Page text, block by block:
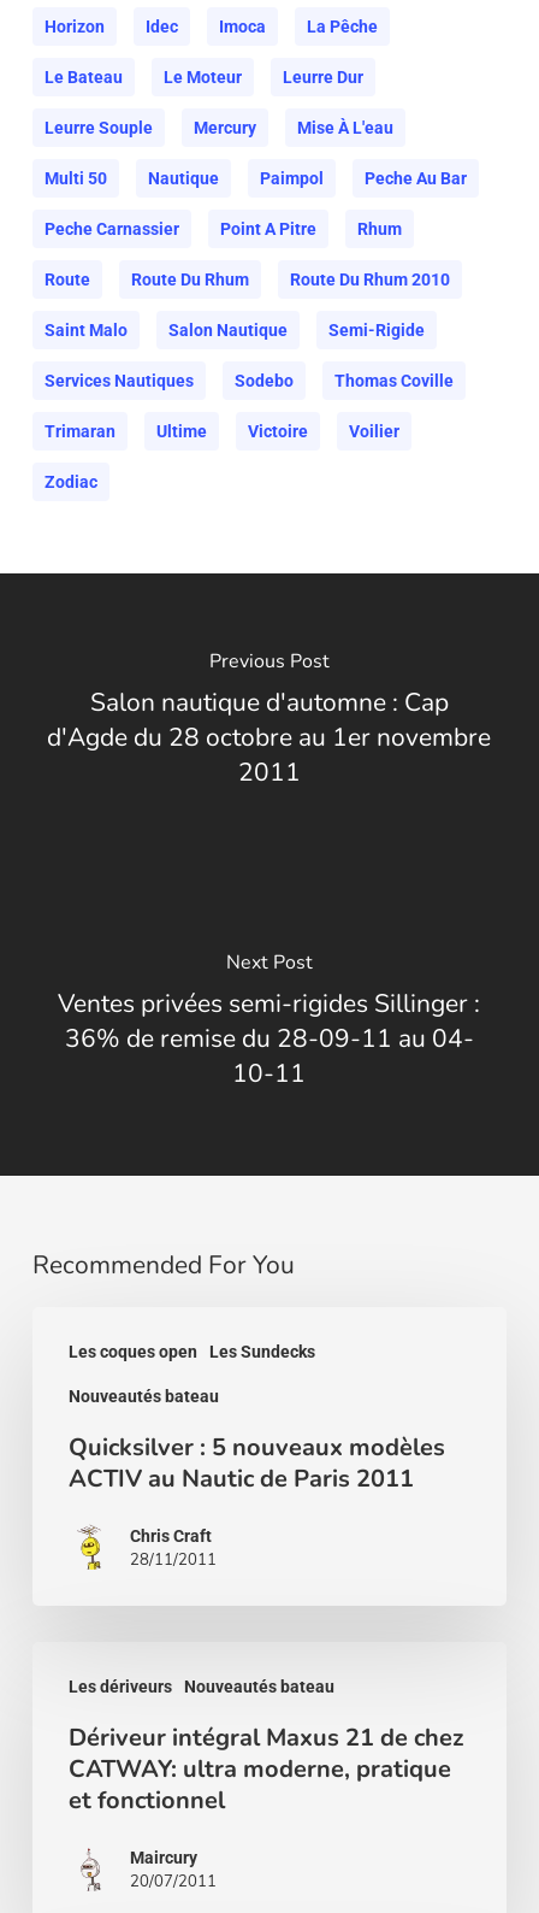
Horizon Idec Imoca La Pêche
Le Bateau Le Moteur Leurre Dur
Leurre Souple Mercury Mise À L'eau
Multi 50 Nautique Paimpol Peche Au Bar
Peche Carnassier Point A Pitre Rhum
Route Route Du Rhum Route Du Rhum 2010
Saint Malo Salon Nautique Semi-Rigide
Services Nautiques Sodebo Thomas Coville
Trimaran Ultime Victoire Voilier
Zodiac
Previous Post
Salon nautique d'automne : Cap
d'Agde du 28 octobre au 1er novembre
2011
Next Post
Ventes privées semi-rigides Sillinger :
36% de remise du 28-09-11 au 04-
10-11
Recommended For You
Les coques open Les Sundecks
Nouveautés bateau
nouveaux
modèles
Quicksilver : 5 nouveaux modèles
ACTIV au Nautic de Paris 2011
Chris Craft
28/11/2011
Les dériveurs Nouveautés bateau
intégral
Maxus
CATWAY:
Dériveur intégral Maxus 21 de chez
CATWAY: ultra moderne, pratique
et fonctionnel
Maircury
20/07/2011